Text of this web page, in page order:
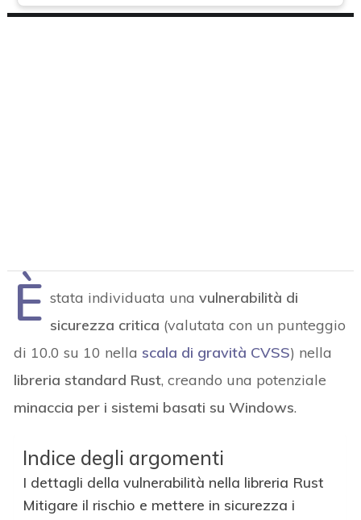
È stata individuata unavulnerabilità di
sicurezza critica (valutata con un punteggio
di 10.0 su 10 nella scala di gravità CVSS) nella
libreria standard Rust, creando una potenziale
minaccia per i sistemi basati su Windows.
Indice degli argomenti
I dettagli della vulnerabilità nella libreria Rust
Mitigare il rischio e mettere in sicurezza i